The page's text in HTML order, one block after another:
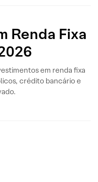
Renda Fixa
em renda fixa
crédito bancário e